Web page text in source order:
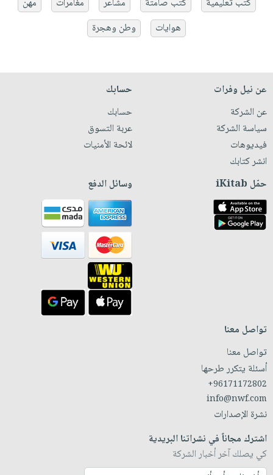
هوايات
وطن وهجرة
عن نيل وفرات
عن الشركة
سياسة الشركة
فيديوهات
انشر كتابك
حسابك
حسابك
عربة التسوق
لائحة الأمنيات
حمّل iKitab وسائل الدفع
تواصل معنا
تواصل معنا
أسئلة يتكرر طرحها
+96171172802
info@nwf.com
نشرة الإصدارات
اشترك مجاناً في نشراتنا البريدية
كي يصلك آخر أخبار الشركة